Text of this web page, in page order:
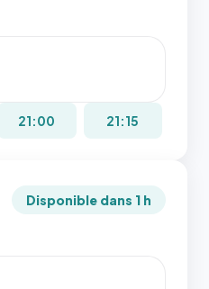
21:00 21:15
Disponible dans 1 h